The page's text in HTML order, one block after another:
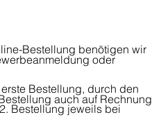
Bestellung benötigen wir
oder
Bestellung, durch den
auch auf Rechnung
Bestellung jeweils bei